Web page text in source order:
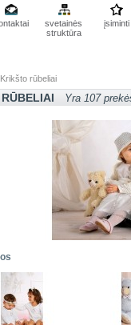
svetainės
struktūra
įsiminti
Krikšto rūbeliai
Yra 107